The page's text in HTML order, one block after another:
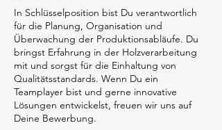
In Schlüsselposition bist Du verantwortlich
für die Planung, Organisation und
Überwachung der Produktionsabläufe. Du
bringst Erfahrung in der Holzverarbeitung
mit und sorgst für die Einhaltung von
Qualitätsstandards. Wenn Du ein
Teamplayer bist und gerne innovative
Lösungen entwickelst, freuen wir uns auf
Deine Bewerbung.